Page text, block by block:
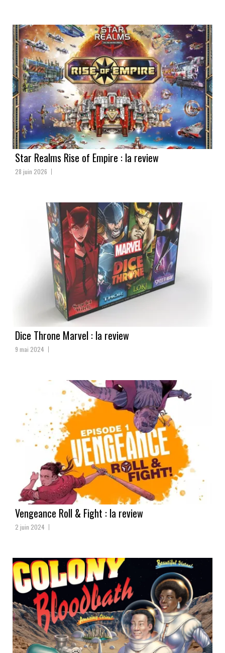
Star Realms Rise of Empire : la review
28 juin 2026
Dice Throne Marvel : la review
9 mai 2024
Vengeance Roll & Fight : la review
2 juin 2024